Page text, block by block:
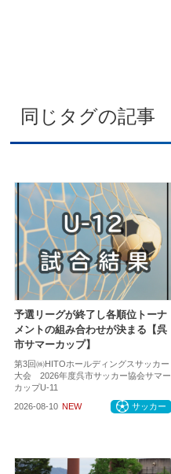
同じタグの記事
予選リーグが終了し各順位トーナ
メントの組み合わせが決まる【呉
市サマーカップ】
第3回㈱HITOホールディングスサッカー
大会 2026年度呉市サッカー協会サマー
カップU-11
2026-08-10 NEW サッカー